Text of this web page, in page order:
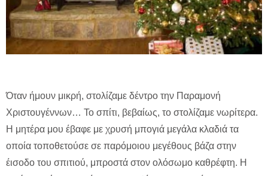
Όταν ήμουν μικρή, στολίζαμε δέντρο την Παραμονή
Χριστουγέννων… Το σπίτι, βεβαίως, το στολίζαμε νωρίτερα.
Η μητέρα μου έβαφε με χρυσή μπογιά μεγάλα κλαδιά τα
οποία τοποθετούσε σε παρόμοιου μεγέθους βάζα στην
έισοδο του σπιτιού, μπροστά στον ολόσωμο καθρέφτη. Η